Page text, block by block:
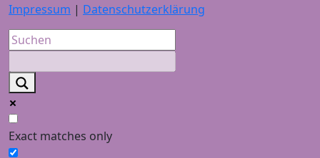
Impressum | Datenschutzerklärung
Exact matches only